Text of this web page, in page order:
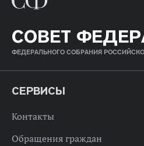
СОВЕТ
ФЕДЕРАЛЬНОГО СОБРАНИЯ
СЕРВИСЫ
Контакты
Обращения граждан